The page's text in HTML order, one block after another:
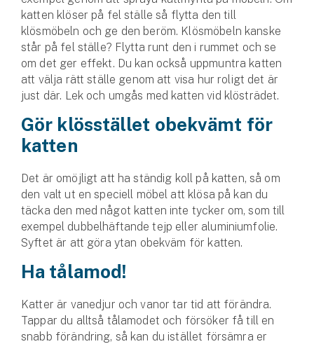
Företag
Företagsförsäkring
Bilförsäkring för företag
Drönarförsäkring
Gruppförsäkringar
Kommunolycksfall
Försäkring via förmedlare
Se alla försäkringar
katten klöser på fel ställe så flytta den till
klösmöbeln och ge den beröm. Klösmöbeln kanske
står på fel ställe? Flytta runt den i rummet och se
om det ger effekt. Du kan också uppmuntra katten
att välja rätt ställe genom att visa hur roligt det är
just där. Lek och umgås med katten vid klösträdet.
Gör klösstället obekvämt för
katten
Det är omöjligt att ha ständig koll på katten, så om
den valt ut en speciell möbel att klösa på kan du
täcka den med något katten inte tycker om, som till
exempel dubbelhäftande tejp eller aluminiumfolie.
Syftet är att göra ytan obekväm för katten.
Ha tålamod!
Katter är vanedjur och vanor tar tid att förändra.
Tappar du alltså tålamodet och försöker få till en
snabb förändring, så kan du istället försämra er